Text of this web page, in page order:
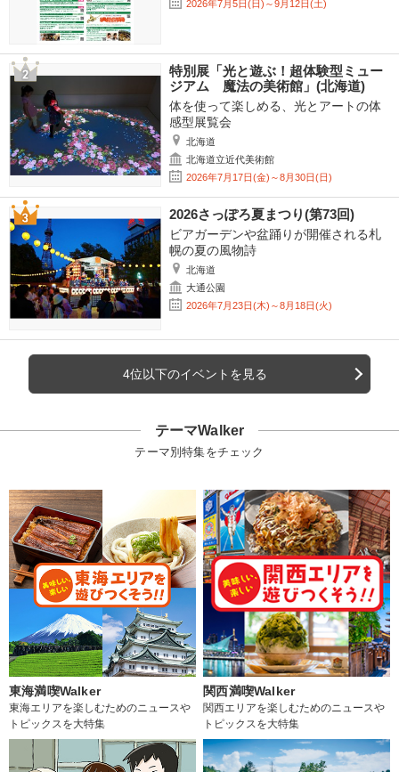
2026年7月5日(日)～9月12日(土)
特別展「光と遊ぶ！超体験型ミュー
ジアム 魔法の美術館」(北海道)
体を使って楽しめる、光とアートの体
感型展覧会
北海道
北海道立近代美術館
2026年7月17日(金)～8月30日(日)
2026さっぽろ夏まつり(第73回)
ビアガーデンや盆踊りが開催される札
幌の夏の風物詩
北海道
大通公園
2026年7月23日(木)～8月18日(火)
4位以下のイベントを見る
テーマWalker
テーマ別特集をチェック
東海満喫Walker
東海エリアを楽しむためのニュースや
トピックスを大特集
関西満喫Walker
関西エリアを楽しむためのニュースや
トピックスを大特集